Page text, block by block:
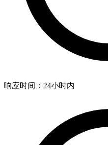
响应时间：24小时内